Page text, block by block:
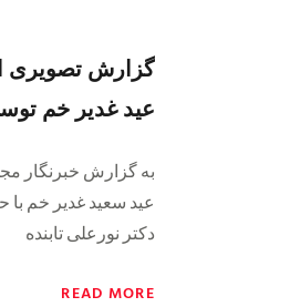
گزارش تصویری
عید غدیر خم
به گزارش خبرنگار
عید سعید غدیر خم
دکتر نورعلی تابنده
READ MORE